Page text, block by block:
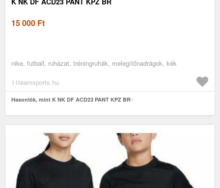
15 000 Ft
nike, futball, ruházat, tréningruhák, melegítőnadrágok, kék
11teamsports.hu
Hasonlók, mint K NK DF ACD23 PANT KPZ BR